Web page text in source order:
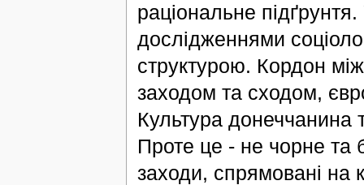
раціональне
дослідженнями
структурою. Кордон
заходом та сходом,
Культура донеччанина
Проте це - не чорне та
заходи, спрямовані на